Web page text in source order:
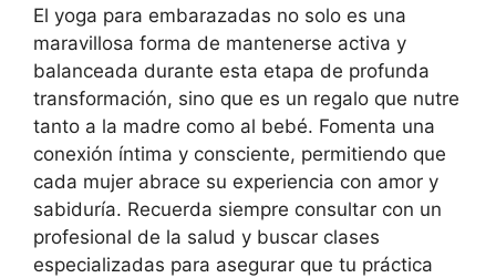
El yoga para embarazadas no solo es una
maravillosa forma de mantenerse activa y
balanceada durante esta etapa de profunda
transformación, sino que es un regalo que nutre
tanto a la madre como al bebé. Fomenta una
conexión íntima y consciente, permitiendo que
cada mujer abrace su experiencia con amor y
sabiduría. Recuerda siempre consultar con un
profesional de la salud y buscar clases
especializadas para asegurar que tu práctica